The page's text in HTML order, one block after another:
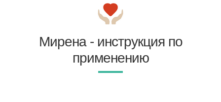
Мирена - инструкция по
применению